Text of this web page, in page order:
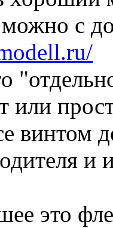
с
или
винтом
и
это